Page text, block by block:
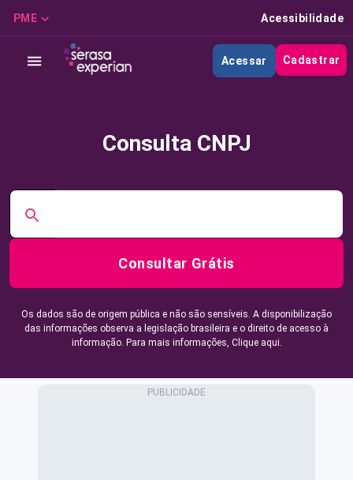
PME Acessibilidade
Acessar Cadastrar
Consulta CNPJ
Consultar Grátis
Os dados são de origem pública e não são sensíveis. A disponibilização
das informações observa a legislação brasileira e o direito de acesso à
informação. Para mais informações, Clique aqui.